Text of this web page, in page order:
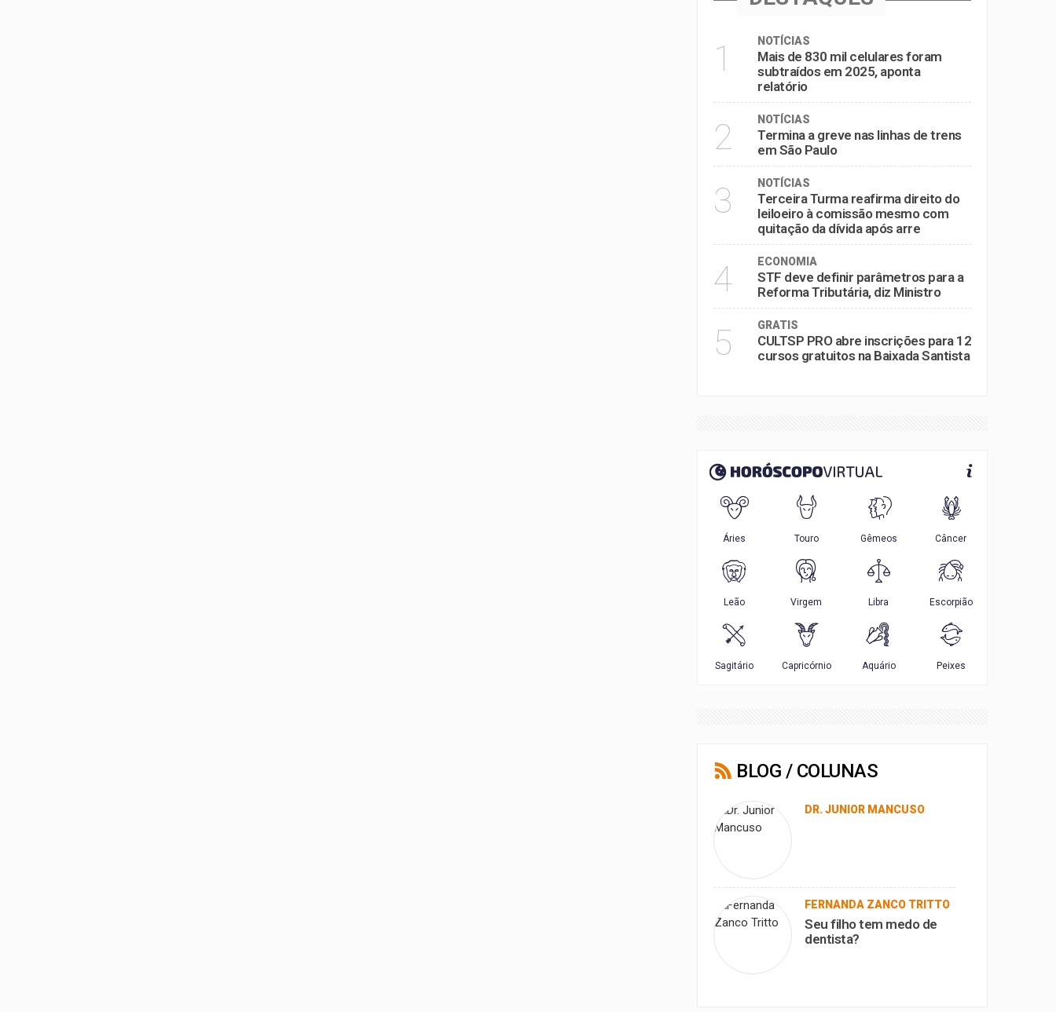
1 NOTÍCIAS
Mais de 830 mil celulares foram
subtraídos em 2025, aponta
relatório
2 NOTÍCIAS
Termina a greve nas linhas de trens
em São Paulo
3 NOTÍCIAS
Terceira Turma reafirma direito do
leiloeiro à comissão mesmo com
quitação da dívida após arre
4 ECONOMIA
STF deve definir parâmetros para a
Reforma Tributária, diz Ministro
5 GRATIS
CULTSP PRO abre inscrições para 12
cursos gratuitos na Baixada Santista
BLOG / COLUNAS
DR. JUNIOR MANCUSO
FERNANDA ZANCO TRITTO
Seu filho tem medo de
dentista?